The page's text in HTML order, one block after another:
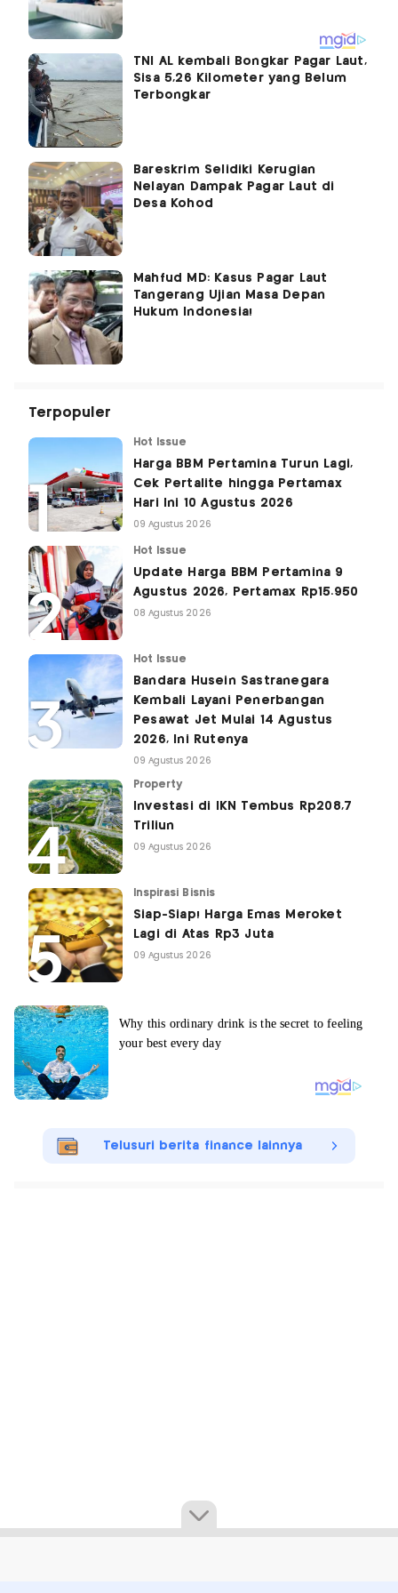
TNI AL kembali Bongkar Pagar Laut,
Sisa 5,26 Kilometer yang Belum
Terbongkar
Bareskrim Selidiki Kerugian
Nelayan Dampak Pagar Laut di
Desa Kohod
Mahfud MD: Kasus Pagar Laut
Tangerang Ujian Masa Depan
Hukum Indonesia!
Terpopuler
Hot Issue
Harga BBM Pertamina Turun Lagi,
Cek Pertalite hingga Pertamax
Hari Ini 10 Agustus 2026
09 Agustus 2026
Hot Issue
Update Harga BBM Pertamina 9
Agustus 2026, Pertamax Rp15.950
08 Agustus 2026
Hot Issue
Bandara Husein Sastranegara
Kembali Layani Penerbangan
Pesawat Jet Mulai 14 Agustus
2026, Ini Rutenya
09 Agustus 2026
Property
Investasi di IKN Tembus Rp208,7
Triliun
09 Agustus 2026
Inspirasi Bisnis
Siap-Siap! Harga Emas Meroket
Lagi di Atas Rp3 Juta
09 Agustus 2026
Telusuri berita finance lainnya